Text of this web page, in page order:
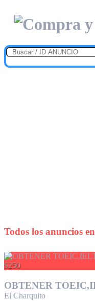
Todos los anuncios en
$250
OBTENER
El Charquito